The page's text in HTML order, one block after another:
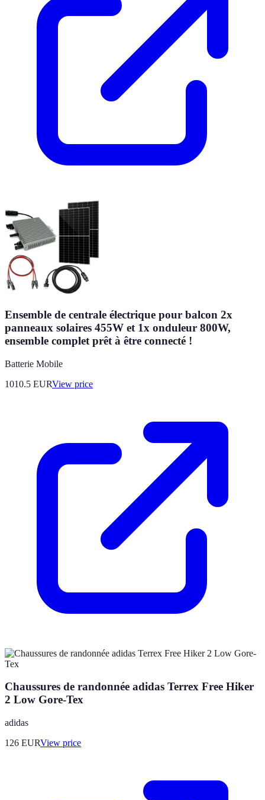
Ensemble de centrale électrique pour balcon 2x
panneaux solaires 455W et 1x onduleur 800W,
ensemble complet prêt à être connecté !
Batterie Mobile
1010.5 EURView price
Chaussures de randonnée adidas Terrex Free Hiker
2 Low Gore-Tex
adidas
126 EURView price